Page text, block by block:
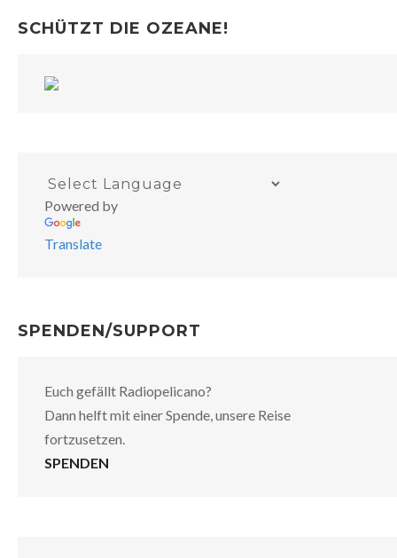
SCHÜTZT DIE OZEANE!
Powered by
Translate
SPENDEN/SUPPORT
Euch gefällt Radiopelicano?
Dann helft mit einer Spende, unsere Reise
fortzusetzen.
SPENDEN